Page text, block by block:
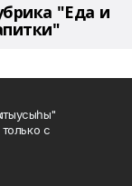
"Еда и
с